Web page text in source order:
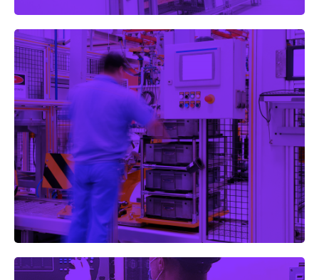
Central de Fragilde e Subestações da
EDA
Prestação de serviços para projecto e colocação em
serviço de protecções GE.